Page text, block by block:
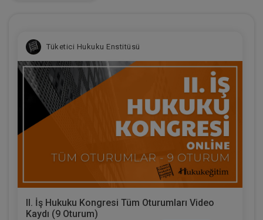
Tüketici Hukuku Enstitüsü
II. İş Hukuku Kongresi Tüm Oturumları Video
Kaydı (9 Oturum)